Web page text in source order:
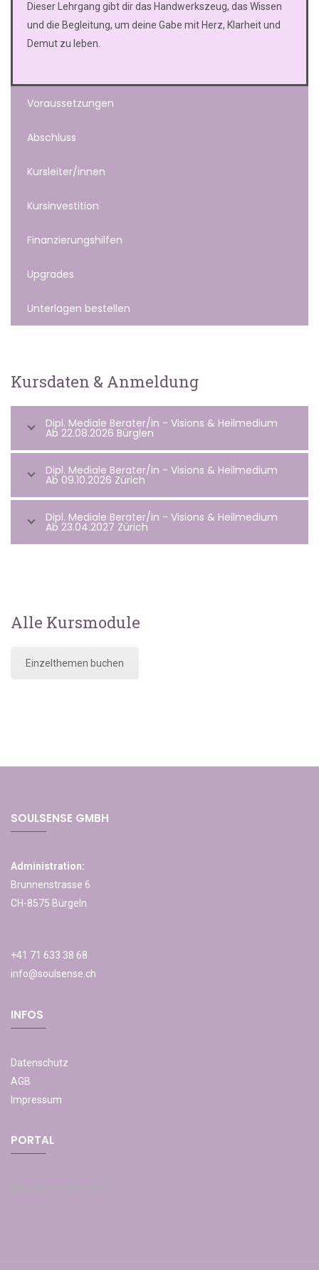
Dieser Lehrgang gibt dir das Handwerkszeug, das Wissen
und die Begleitung, um deine Gabe mit Herz, Klarheit und
Demut zu leben.
Voraussetzungen
Abschluss
Kursleiter/innen
Kursinvestition
Finanzierungshilfen
Upgrades
Unterlagen bestellen
Kursdaten & Anmeldung
Dipl. Mediale Berater/in - Visions & Heilmedium
Ab 22.08.2026 Bürglen
Dipl. Mediale Berater/in - Visions & Heilmedium
Ab 09.10.2026 Zürich
Dipl. Mediale Berater/in - Visions & Heilmedium
Ab 23.04.2027 Zürich
Alle Kursmodule
Einzelthemen buchen
SOULSENSE GMBH
Administration:
Brunnenstrasse 6
CH-8575 Bürgeln
+41 71 633 38 68
info@soulsense.ch
INFOS
Datenschutz
AGB
Impressum
PORTAL